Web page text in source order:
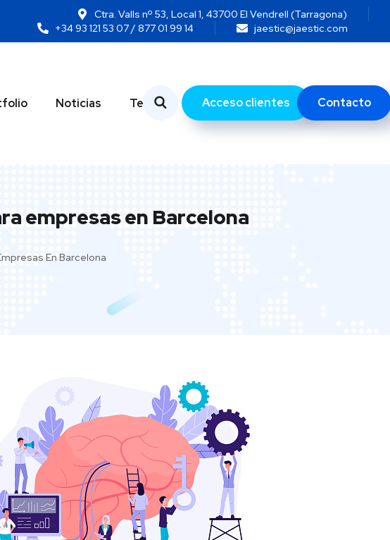
Ctra. Valls nº 53, Local 1, 43700 El Vendrell (Tarragona)
+34 93 121 53 07 / 877 01 99 14
jaestic@jaestic.com
Noticias Temas Acceso clientes Contacto
empresas en Barcelona
En Barcelona